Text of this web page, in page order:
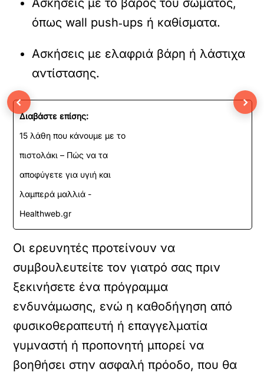
όπως wall push‑ups ή καθίσματα.
Ασκήσεις με ελαφριά βάρη ή λάστιχα
αντίστασης.
Διαβάστε επίσης:
15 λάθη που κάνουμε με το
πιστολάκι – Πώς να τα
αποφύγετε για υγιή και
λαμπερά μαλλιά -
Healthweb.gr
Οι ερευνητές προτείνουν να
συμβουλευτείτε τον γιατρό σας πριν
ξεκινήσετε ένα πρόγραμμα
ενδυνάμωσης, ενώ η καθοδήγηση από
φυσικοθεραπευτή ή επαγγελματία
γυμναστή ή προπονητή μπορεί να
βοηθήσει στην ασφαλή πρόοδο, που θα
‹ ›